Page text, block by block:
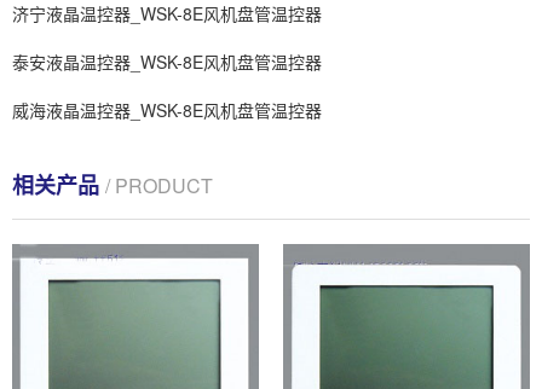
济宁液晶温控器_WSK-8E风机盘管温控器
泰安液晶温控器_WSK-8E风机盘管温控器
威海液晶温控器_WSK-8E风机盘管温控器
相关产品 / PRODUCT